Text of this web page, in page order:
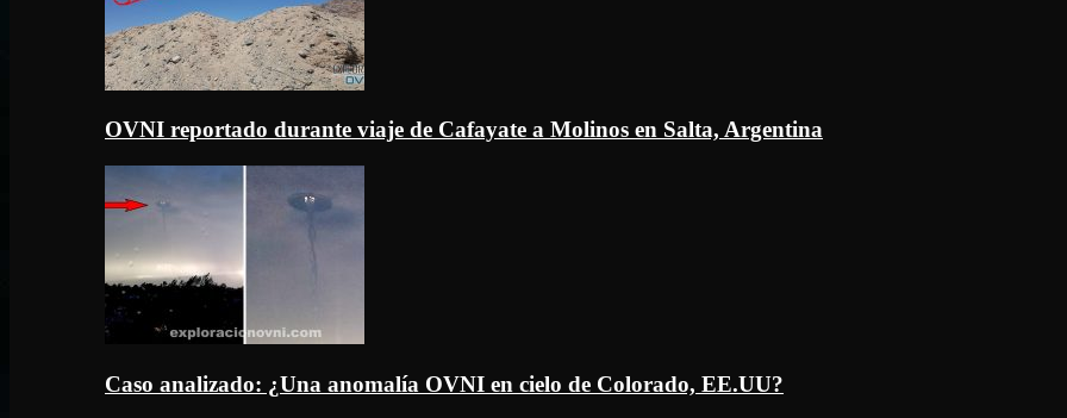
OVNI reportado durante viaje de Cafayate a Molinos en Salta, Argentina
Caso analizado: ¿Una anomalía OVNI en cielo de Colorado, EE.UU?